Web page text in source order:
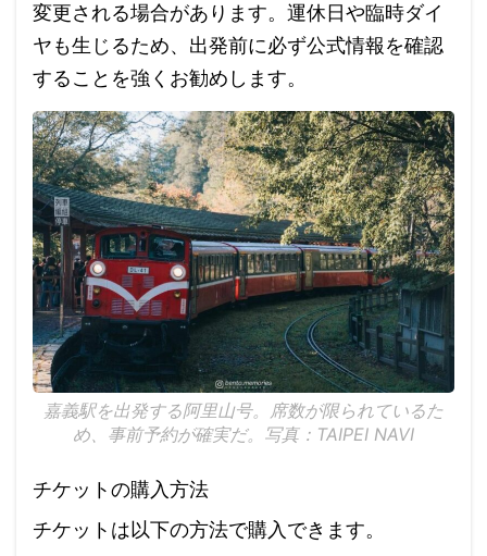
変更される場合があります。運休日や臨時ダイ
ヤも生じるため、出発前に必ず公式情報を確認
することを強くお勧めします。
嘉義駅を出発する阿里山号。席数が限られているた
め、事前予約が確実だ。写真：TAIPEI NAVI
チケットの購入方法
チケットは以下の方法で購入できます。